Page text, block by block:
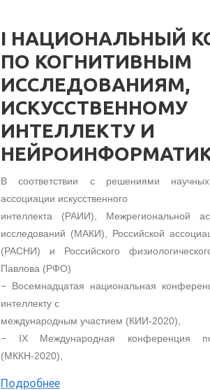
I НАЦИОНАЛЬНЫЙ
ПО КОГНИТИВНЫМ
ИССЛЕДОВАНИЯМ,
ИСКУССТВЕННОМУ
ИНТЕЛЛЕКТУ И
В соответствии с решениями научных
ассоциации искусственного
интеллекта (РАИИ), Межрегиональной
исследований (МАКИ), Российской
(РАСНИ) и Российского
Павлова (РФО)
− Восемнадцатая национальная
интеллекту с
международным участием (КИИ-2020),
− IX Международная конференция
(МККН-2020),
Подробнее